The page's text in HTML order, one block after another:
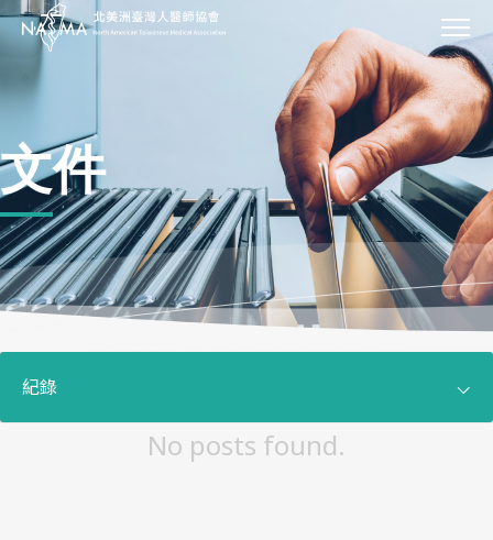
關於我們
我們的工作
我們的影響力
加入我們
活動
新聞
文件
贊助
聯絡我們
文件
紀錄
No posts found.